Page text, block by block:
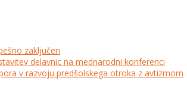
zaključen
delavnic na mednarodni konferenci
v razvoju predšolskega otroka z avtizmom